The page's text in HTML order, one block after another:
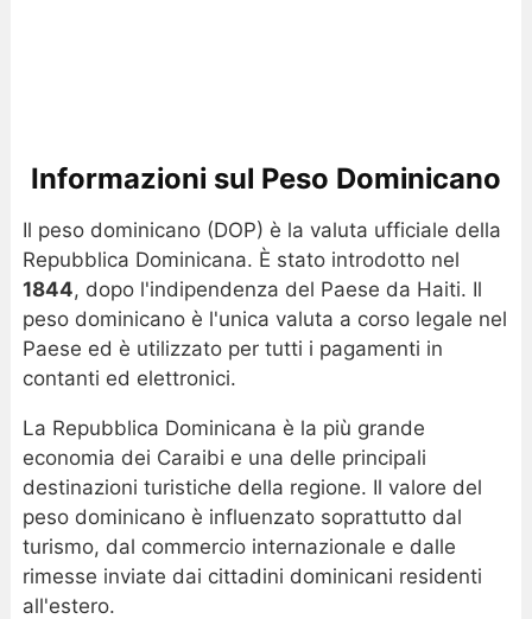
Informazioni sul Peso Dominicano
Il peso dominicano (DOP) è la valuta ufficiale della
Repubblica Dominicana. È stato introdotto nel
1844, dopo l'indipendenza del Paese da Haiti. Il
peso dominicano è l'unica valuta a corso legale nel
Paese ed è utilizzato per tutti i pagamenti in
contanti ed elettronici.
La Repubblica Dominicana è la più grande
economia dei Caraibi e una delle principali
destinazioni turistiche della regione. Il valore del
peso dominicano è influenzato soprattutto dal
turismo, dal commercio internazionale e dalle
rimesse inviate dai cittadini dominicani residenti
all'estero.